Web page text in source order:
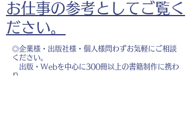
お仕事の参考としてご覧く
ださい。
◎企業様・出版社様・個人様問わずお気軽にご相談
ください。
出版・Webを中心に300冊以上の書籍制作に携わ
り、